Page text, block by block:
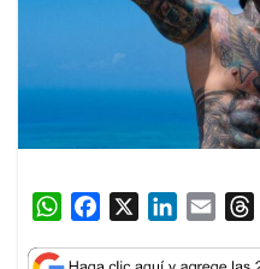
W
a
c
n
a